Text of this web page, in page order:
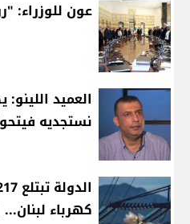
عون للوزراء:
العميد
نستجديه
كهرباء